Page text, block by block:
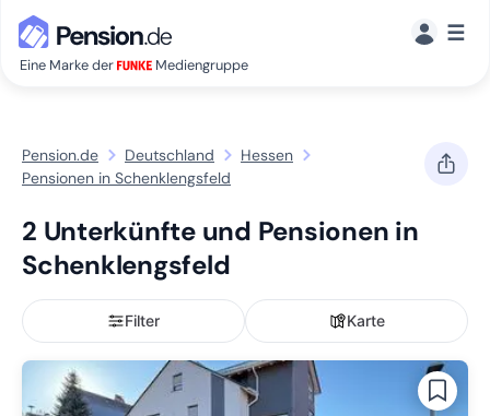
Eine Marke der Mediengruppe
☰
Pension.de Deutschland
Hessen
Pensionen in Schenklengsfeld
2 Unterkünfte und Pensionen in
Schenklengsfeld
Filter Karte